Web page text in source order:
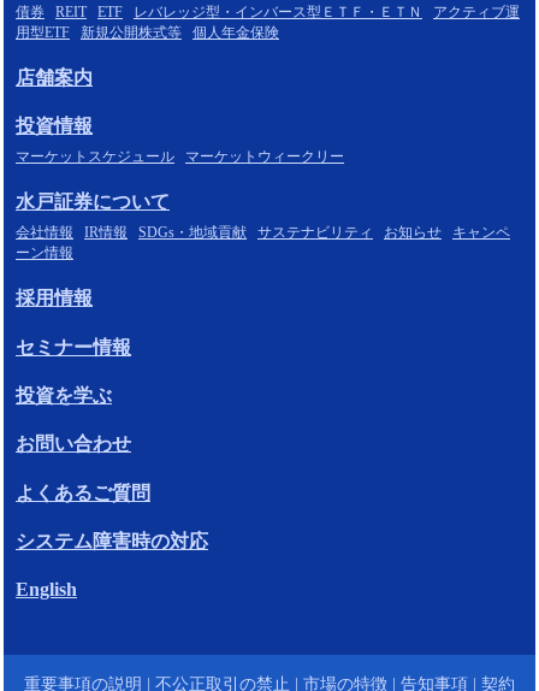
債券
REIT ETF レバレッジ型・インバース型ＥＴＦ・ＥＴＮ
アクティブ運
用型ETF
新規公開株式等 個人年金保険
店舗案内
投資情報
マーケットスケジュール マーケットウィークリー
水戸証券について
会社情報 IR情報 SDGs・地域貢献 サステナビリティ お知らせ
キャンペ
ーン情報
採用情報
セミナー情報
投資を学ぶ
お問い合わせ
よくあるご質問
システム障害時の対応
English
重要事項の説明 | 不公正取引の禁止 | 市場の特徴 | 告知事項 | 契約